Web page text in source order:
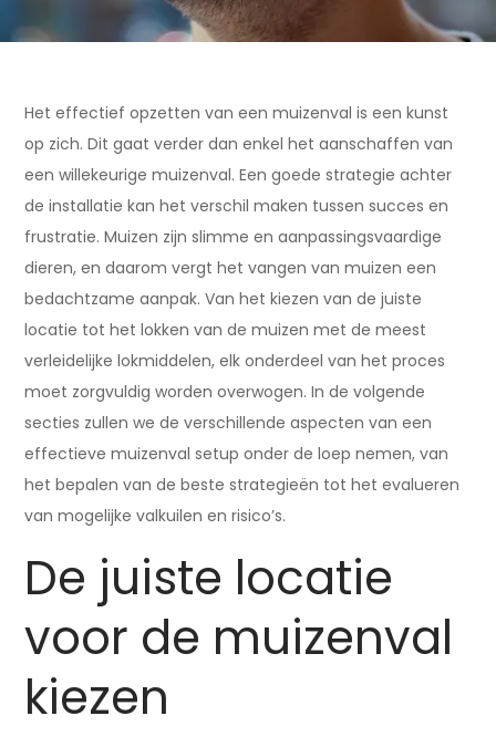
Het effectief opzetten van een muizenval is een kunst
op zich. Dit gaat verder dan enkel het aanschaffen van
een willekeurige muizenval. Een goede strategie achter
de installatie kan het verschil maken tussen succes en
frustratie. Muizen zijn slimme en aanpassingsvaardige
dieren, en daarom vergt het vangen van muizen een
bedachtzame aanpak. Van het kiezen van de juiste
locatie tot het lokken van de muizen met de meest
verleidelijke lokmiddelen, elk onderdeel van het proces
moet zorgvuldig worden overwogen. In de volgende
secties zullen we de verschillende aspecten van een
effectieve muizenval setup onder de loep nemen, van
het bepalen van de beste strategieën tot het evalueren
van mogelijke valkuilen en risico’s.
De juiste locatie
voor de muizenval
kiezen